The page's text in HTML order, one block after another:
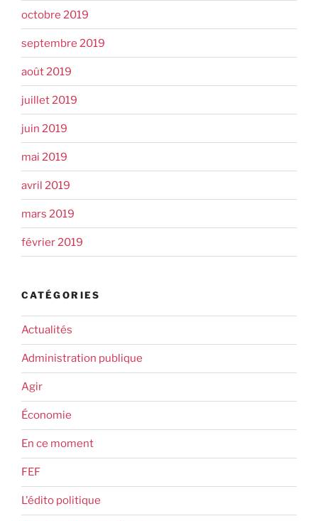
octobre 2019
septembre 2019
août 2019
juillet 2019
juin 2019
mai 2019
avril 2019
mars 2019
février 2019
CATÉGORIES
Actualités
Administration publique
Agir
Économie
En ce moment
FEF
L'édito politique